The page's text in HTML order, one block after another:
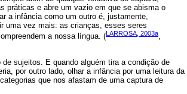
práticas e abre um vazio em que se abisma o
a infância como um outro é, justamente,
uma vez mais: as crianças, esses seres
a nossa língua. (LARROSA, 2003a,
sujeitos. E quando alguém tira a condição de
por outro lado, olhar a infância por uma leitura da
que nos afastam de uma captura de